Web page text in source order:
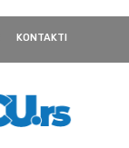
KONTAKTI